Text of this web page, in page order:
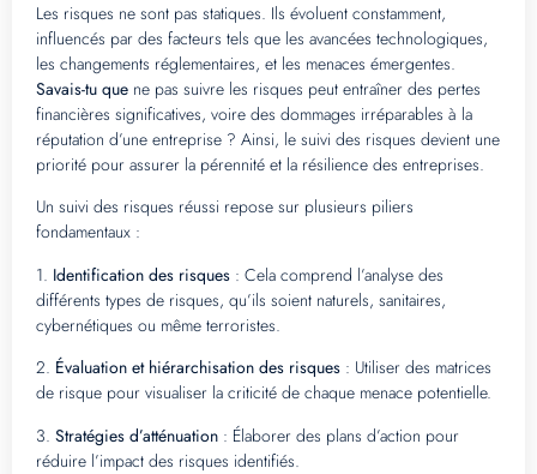
Les risques ne sont pas statiques. Ils évoluent constamment,
influencés par des facteurs tels que les avancées technologiques,
les changements réglementaires, et les menaces émergentes.
Savais-tu que ne pas suivre les risques peut entraîner des pertes
financières significatives, voire des dommages irréparables à la
réputation d’une entreprise ? Ainsi, le suivi des risques devient une
priorité pour assurer la pérennité et la résilience des entreprises.
Un suivi des risques réussi repose sur plusieurs piliers
fondamentaux :
1. Identification des risques : Cela comprend l’analyse des
différents types de risques, qu’ils soient naturels, sanitaires,
cybernétiques ou même terroristes.
2. Évaluation et hiérarchisation des risques : Utiliser des matrices
de risque pour visualiser la criticité de chaque menace potentielle.
3. Stratégies d’atténuation : Élaborer des plans d’action pour
réduire l’impact des risques identifiés.